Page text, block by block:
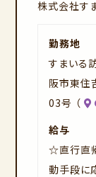
株式会社す
勤務地
すまいる
阪市東
03号 （
給与
☆直行直
動手段に